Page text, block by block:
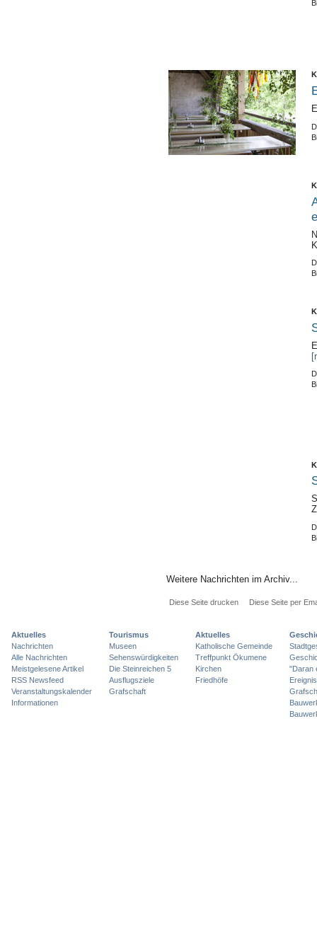
Weitere Nachrichten im Archiv...
Diese Seite drucken Diese Seite per
Aktuelles
Nachrichten
Alle Nachrichten
Meistgelesene Artikel
RSS Newsfeed
Veranstaltungskalender
Informationen
Tourismus
Museen
Sehenswürdigkeiten
Die Steinreichen 5
Ausflugsziele
Grafschaft
Aktuelles
Katholische Gemeinde
Treffpunkt Ökumene
Kirchen
Friedhöfe
"Daran